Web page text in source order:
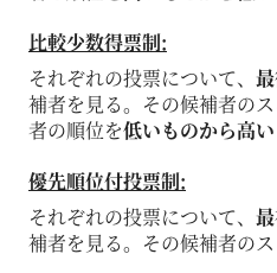
比較少数得票制:
それぞれの投票について、
補者を見る。その候補者の
者の順位を低いものから高
優先順位付投票制:
それぞれの投票について、
補者を見る。その候補者のス